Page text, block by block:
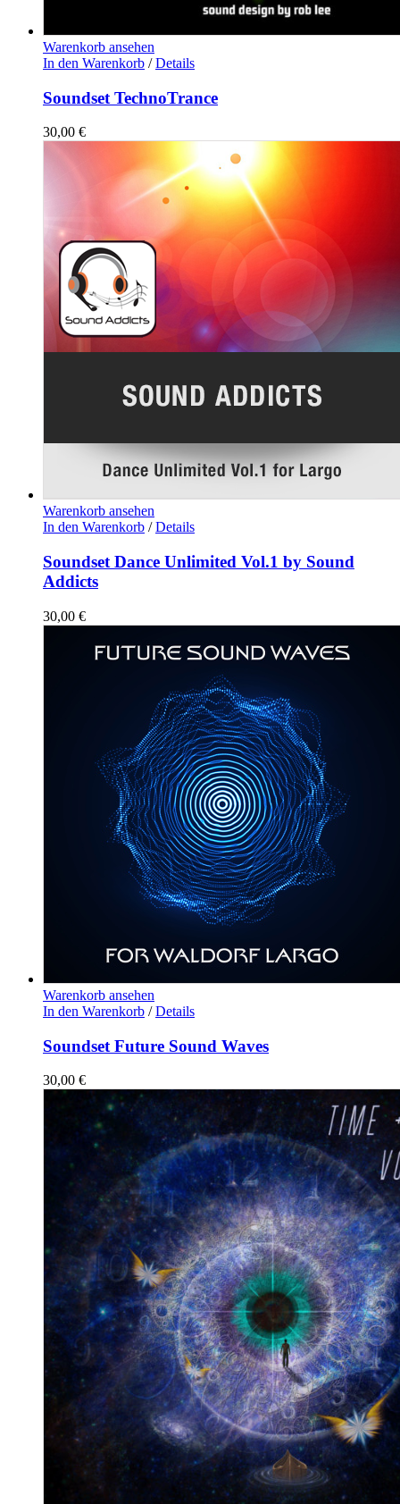
Warenkorb ansehen
In den Warenkorb / Details
Soundset TechnoTrance
30,00 €
Warenkorb ansehen
In den Warenkorb / Details
Soundset Dance Unlimited Vol.1 by Sound
Addicts
30,00 €
Warenkorb ansehen
In den Warenkorb / Details
Soundset Future Sound Waves
30,00 €